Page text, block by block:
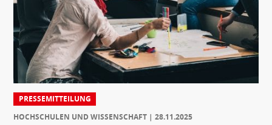
PRESSEMITTEILUNG
HOCHSCHULEN UND WISSENSCHAFT
28.11.2025